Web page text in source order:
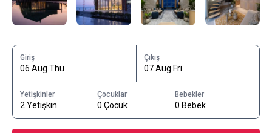
Giriş
06 Aug Thu
Çıkış
07 Aug Fri
Yetişkinler
2 Yetişkin
Çocuklar
0 Çocuk
Bebekler
0 Bebek